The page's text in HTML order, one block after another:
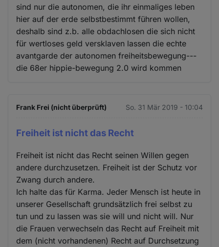
sind nur die autonomen, die ihr einmaliges leben
hier auf der erde selbstbestimmt führen wollen,
deshalb sind z.b. alle obdachlosen die sich nicht
für wertloses geld versklaven lassen die echte
avantgarde der autonomen freiheitsbewegung---
die 68er hippie-bewegung 2.0 wird kommen
Frank Frei (nicht überprüft) So. 31 Mär 2019 - 10:04
Freiheit ist nicht das Recht
Freiheit ist nicht das Recht seinen Willen gegen
andere durchzusetzen. Freiheit ist der Schutz vor
Zwang durch andere.
Ich halte das für Karma. Jeder Mensch ist heute in
unserer Gesellschaft grundsätzlich frei selbst zu
tun und zu lassen was sie will und nicht will. Nur
die Frauen verwechseln das Recht auf Freiheit mit
dem (nicht vorhandenen) Recht auf Durchsetzung